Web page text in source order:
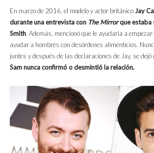
En marzo de 2016, el modelo y actor británicoJay
durante una entrevista con The Mirrorque estaba
Smith. Además, mencionó que le ayudaría a
ayudar a hombres con desórdenes alimenticios.
juntes y después de las declaraciones de Jay, se
Sam nunca confirmó o desmintió la relación.